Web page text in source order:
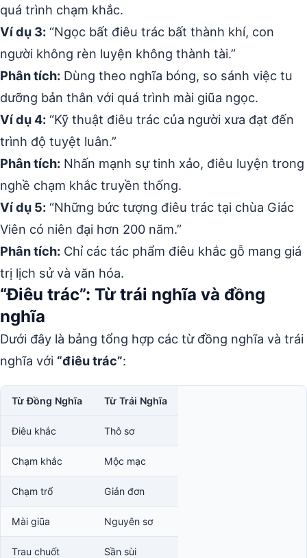
quá trình chạm khắc.
Ví dụ 3: “Ngọc bất điêu trác bất thành khí, con
người không rèn luyện không thành tài.”
Phân tích: Dùng theo nghĩa bóng, so sánh việc tu
dưỡng bản thân với quá trình mài giũa ngọc.
Ví dụ 4: “Kỹ thuật điêu trác của người xưa đạt đến
trình độ tuyệt luân.”
Phân tích: Nhấn mạnh sự tinh xảo, điêu luyện trong
nghề chạm khắc truyền thống.
Ví dụ 5: “Những bức tượng điêu trác tại chùa Giác
Viên có niên đại hơn 200 năm.”
Phân tích: Chỉ các tác phẩm điêu khắc gỗ mang giá
trị lịch sử và văn hóa.
“Điêu trác”: Từ trái nghĩa và đồng
nghĩa
Dưới đây là bảng tổng hợp các từ đồng nghĩa và trái
nghĩa với “điêu trác”:
Từ Đồng Nghĩa Từ Trái Nghĩa
Điêu khắc Thô sơ
Chạm khắc Mộc mạc
Chạm trổ Giản đơn
Mài giũa Nguyên sơ
Trau chuốt Sần sùi